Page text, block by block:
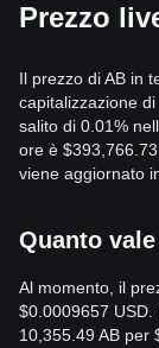
Prezzo
Il prezzo di AB in
capitalizzazione
salito di 0.01%
ore è
viene aggiornato
Quanto
Al momento, il
$0.0009657
10,355.49 AB per